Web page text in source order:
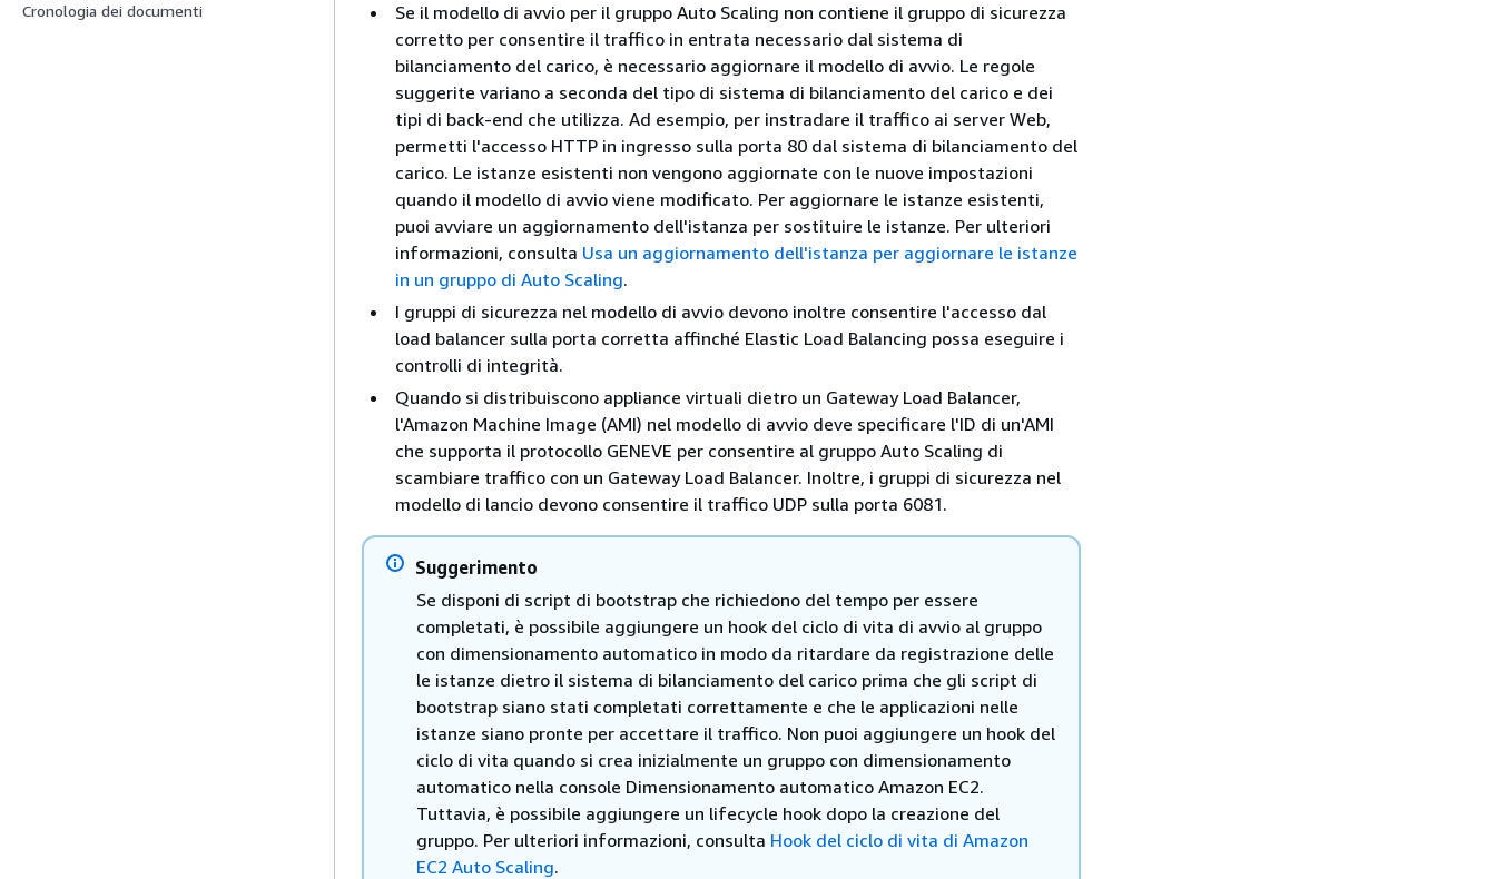
Cronologia dei documenti
Se il modello di avvio per il gruppo Auto Scaling non contiene il gruppo di sicurezza
corretto per consentire il traffico in entrata necessario dal sistema di
bilanciamento del carico, è necessario aggiornare il modello di avvio. Le regole
suggerite variano a seconda del tipo di sistema di bilanciamento del carico e dei
tipi di back-end che utilizza. Ad esempio, per instradare il traffico ai server Web,
permetti l'accesso HTTP in ingresso sulla porta 80 dal sistema di bilanciamento del
carico. Le istanze esistenti non vengono aggiornate con le nuove impostazioni
quando il modello di avvio viene modificato. Per aggiornare le istanze esistenti,
puoi avviare un aggiornamento dell'istanza per sostituire le istanze. Per ulteriori
informazioni, consulta Usa un aggiornamento dell'istanza per aggiornare le istanze
in un gruppo di Auto Scaling.
I gruppi di sicurezza nel modello di avvio devono inoltre consentire l'accesso dal
load balancer sulla porta corretta affinché Elastic Load Balancing possa eseguire i
controlli di integrità.
Quando si distribuiscono appliance virtuali dietro un Gateway Load Balancer,
l'Amazon Machine Image (AMI) nel modello di avvio deve specificare l'ID di un'AMI
che supporta il protocollo GENEVE per consentire al gruppo Auto Scaling di
scambiare traffico con un Gateway Load Balancer. Inoltre, i gruppi di sicurezza nel
modello di lancio devono consentire il traffico UDP sulla porta 6081.
Suggerimento
Se disponi di script di bootstrap che richiedono del tempo per essere
completati, è possibile aggiungere un hook del ciclo di vita di avvio al gruppo
con dimensionamento automatico in modo da ritardare da registrazione delle
le istanze dietro il sistema di bilanciamento del carico prima che gli script di
bootstrap siano stati completati correttamente e che le applicazioni nelle
istanze siano pronte per accettare il traffico. Non puoi aggiungere un hook del
ciclo di vita quando si crea inizialmente un gruppo con dimensionamento
automatico nella console Dimensionamento automatico Amazon EC2.
Tuttavia, è possibile aggiungere un lifecycle hook dopo la creazione del
gruppo. Per ulteriori informazioni, consulta Hook del ciclo di vita di Amazon
EC2 Auto Scaling.